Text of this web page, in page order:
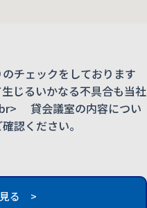
チェックをしております
じるいかなる不具合も当社
貸会議室の内容につい
認ください。
見る >